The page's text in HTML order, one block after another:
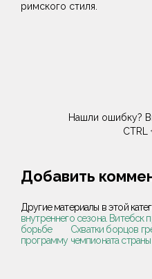
римского стиля.
Нашли ошибку?
CTRL
Добавить
Другие материалы в этой
внутреннего сезона. Витебск
борьбе
Схватки борцов
программу чемпионата